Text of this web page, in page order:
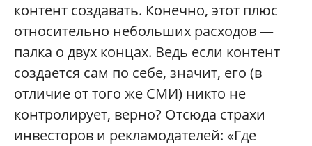
контент создавать. Конечно, этот плюс
относительно небольших расходов —
палка о двух концах. Ведь если контент
создается сам по себе, значит, его (в
отличие от того же СМИ) никто не
контролирует, верно? Отсюда страхи
инвесторов и рекламодателей: «Где